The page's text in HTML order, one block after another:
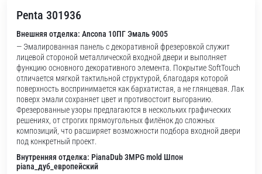
Penta 301936
Внешняя отделка: Ancona 10ПГ Эмаль 9005
— Эмалированная панель с декоративной фрезеровкой служит
лицевой стороной металлической входной двери и выполняет
функцию основного декоративного элемента. Покрытие SoftTouch
отличается мягкой тактильной структурой, благодаря которой
поверхность воспринимается как бархатистая, а не глянцевая. Лак
поверх эмали сохраняет цвет и противостоит выгоранию.
Фрезерованные узоры предлагаются в нескольких графических
решениях, от строгих прямоугольных филёнок до сложных
композиций, что расширяет возможности подбора входной двери
под конкретный проект.
Внутренняя отделка: PianaDub 3MPG mold Шпон
piana_дуб_европейский